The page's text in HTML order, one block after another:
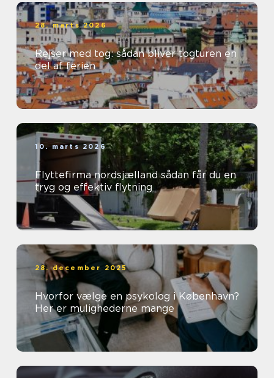
28. marts 2026
Rejser med tog: sådan bliver togturen en
del af ferien
10. marts 2026
Flyttefirma nordsjælland sådan får du en
tryg og effektiv flytning
28. december 2025
Hvorfor vælge en psykolog i København?
Her er mulighederne mange